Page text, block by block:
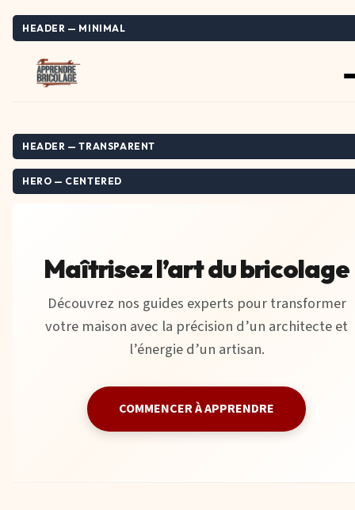
HEADER — MINIMAL
HEADER — TRANSPARENT
HERO — CENTERED
Maîtrisez l’art du bricolage
Découvrez nos guides experts pour transformer
votre maison avec la précision d’un architecte et
l’énergie d’un artisan.
COMMENCER À APPRENDRE